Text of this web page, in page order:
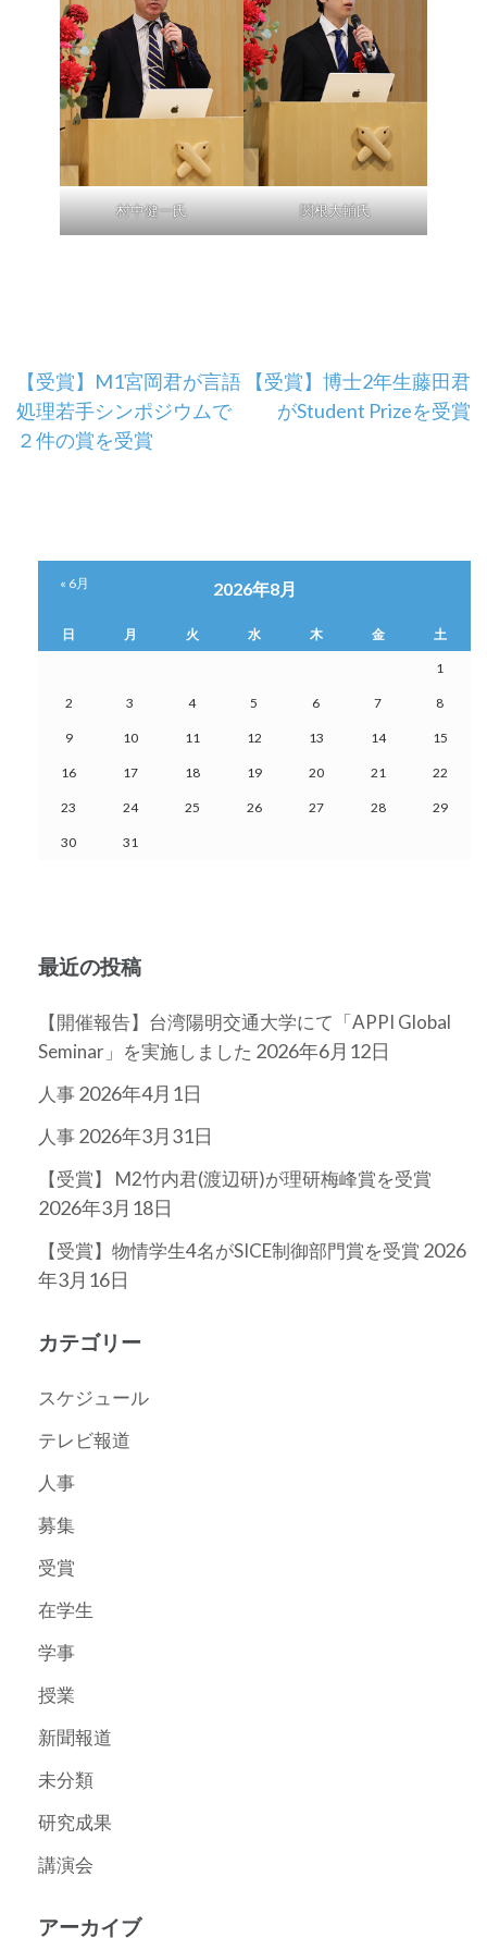
村中健一氏 関根大輔氏
投
稿
ゲ
シ
【受賞】M1宮岡君が言語
処理若手シンポジウムで
２件の賞を受賞
【受賞】博士2年生藤田君
がStudent Prizeを受賞
2026年8月
日 月 火 水 木 金 土
1
2 3 4 5 6 7 8
9 10 11 12 13 14 15
16 17 18 19 20 21 22
23 24 25 26 27 28 29
30 31
« 6月
最近の投稿
【開催報告】台湾陽明交通大学にて「APPI Global
Seminar」を実施しました 2026年6月12日
人事2026年4月1日
人事2026年3月31日
【受賞】 M2竹内君(渡辺研)が理研梅峰賞を受賞
2026年3月18日
【受賞】物情学生4名がSICE制御部門賞を受賞 2026
年3月16日
カテゴリー
スケジュール
テレビ報道
人事
募集
受賞
在学生
学事
授業
新聞報道
未分類
研究成果
講演会
アーカイブ